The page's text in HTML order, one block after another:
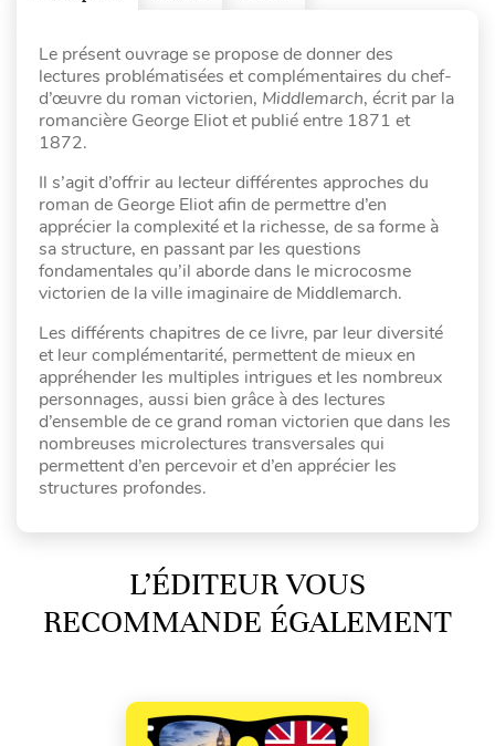
Le présent ouvrage se propose de donner des
lectures problématisées et complémentaires du chef-
d’œuvre du roman victorien, Middlemarch, écrit par la
romancière George Eliot et publié entre 1871 et
1872.
Il s’agit d’offrir au lecteur différentes approches du
roman de George Eliot afin de permettre d’en
apprécier la complexité et la richesse, de sa forme à
sa structure, en passant par les questions
fondamentales qu’il aborde dans le microcosme
victorien de la ville imaginaire de Middlemarch.
Les différents chapitres de ce livre, par leur diversité
et leur complémentarité, permettent de mieux en
appréhender les multiples intrigues et les nombreux
personnages, aussi bien grâce à des lectures
d’ensemble de ce grand roman victorien que dans les
nombreuses microlectures transversales qui
permettent d’en percevoir et d’en apprécier les
structures profondes.
L’ÉDITEUR VOUS
RECOMMANDE ÉGALEMENT